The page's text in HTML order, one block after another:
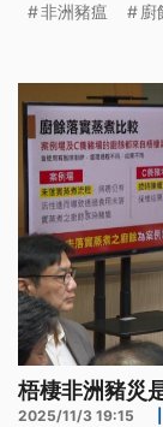
非洲豬瘟 廚
梧棲非洲豬災
2025/11/3 19:15